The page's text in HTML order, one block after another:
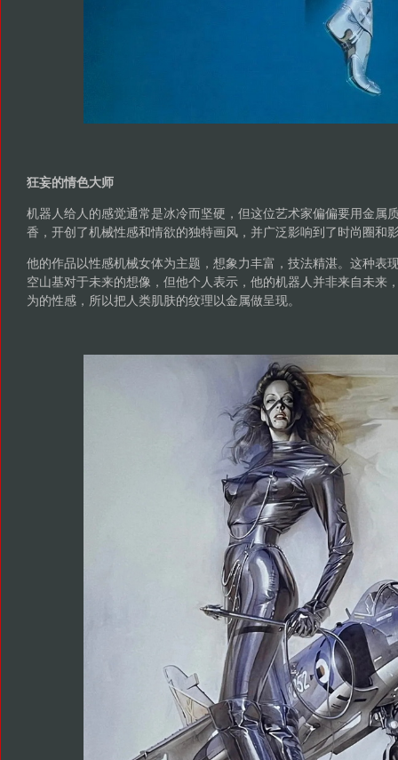
狂妄的情色大师
机器人给人的感觉通常是冰冷而坚硬，但这位艺术家偏偏要用金属
香，开创了机械性感和情欲的独特画风，并广泛影响到了时尚圈和
他的作品以性感机械女体为主题，想象力丰富，技法精湛。这种表
空山基对于未来的想像，但他个人表示，他的机器人并非来自未来
为的性感，所以把人类肌肤的纹理以金属做呈现。